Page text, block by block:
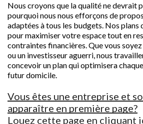
Nous croyons que la qualité ne devrait
pourquoi nous nous efforçons de
adaptées à tous les budgets. Nos plans
pour maximiser votre espace tout en
contraintes financières. Que vous
ou un investisseur aguerri, nous
concevoir un plan qui optimisera
futur domicile.
Vous êtes une entreprise et
apparaître en première page?
Louez cette page en cliquant